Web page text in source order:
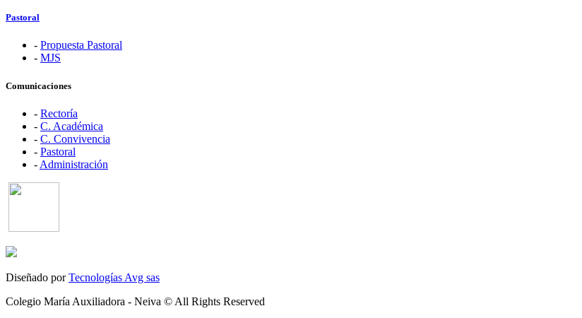
Pastoral
- Propuesta Pastoral
- MJS
Comunicaciones
- Rectoría
- C. Académica
- C. Convivencia
- Pastoral
- Administración
Diseñado porTecnologías Avg sas
Colegio María Auxiliadora - Neiva © All Rights Reserved